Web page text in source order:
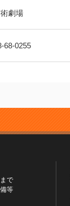
劇場
68-0255
で
等